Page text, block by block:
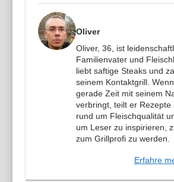
Oliver
Oliver, 36, ist
Familienvater und
liebt saftige Steaks und
seinem Kontaktgrill.
gerade Zeit mit seinem
verbringt, teilt er Rezepte
rund um Fleischqualität
um Leser zu inspirieren,
zum Grillprofi zu werden.
Erfahre